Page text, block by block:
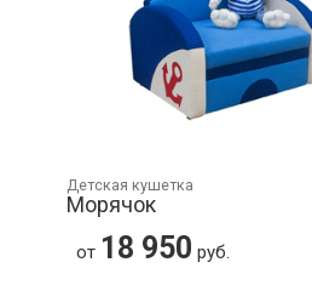
Детская кушетка
Морячок
от 18 950 руб.